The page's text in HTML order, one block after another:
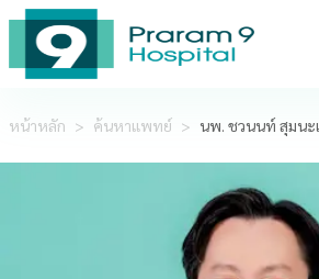
หน้าหลัก > ค้นหาแพทย์ > นพ. ชวนนท์ สุมนะ